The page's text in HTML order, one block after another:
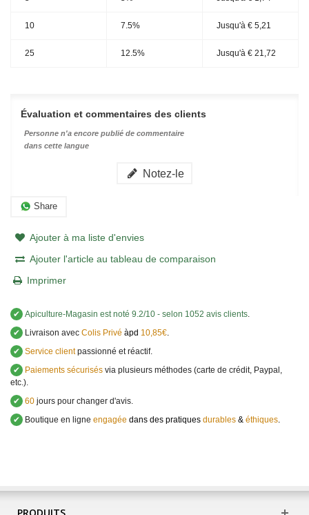
10 7.5% Jusqu'à € 5,21
25 12.5% Jusqu'à € 21,72
Évaluation et commentaires des clients
Personne n'a encore publié de commentaire
dans cette langue
Notez-le
Share
Ajouter à ma liste d'envies
Ajouter l'article au tableau de comparaison
Imprimer
✔ Apiculture-Magasin est noté 9.2/10 - selon 1052 avis clients
✔
Livraison avec Colis Privé àpd 10,85€
✔ Service clientpassionné et réactif.
✔
Paiements sécurisés via plusieurs méthodes (carte de crédit, Paypal,
etc.).
✔ 60 jours pour changer d'avis.
✔
Boutique en ligne engagée dans des pratiques durables & éthiques
PRODUITS